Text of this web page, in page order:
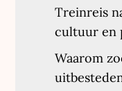
Treinreis
cultuur en
Waarom